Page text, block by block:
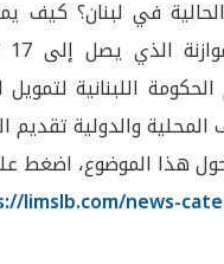
في لبنان؟ كيف
والدولية تقديم
هذا الموضوع، اضغط
limslb.com/news-